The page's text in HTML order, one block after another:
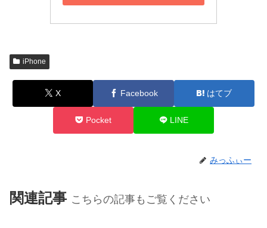
iPhone
X Facebook はてブ
Pocket LINE
みっふぃー
関連記事 こちらの記事もご覧ください